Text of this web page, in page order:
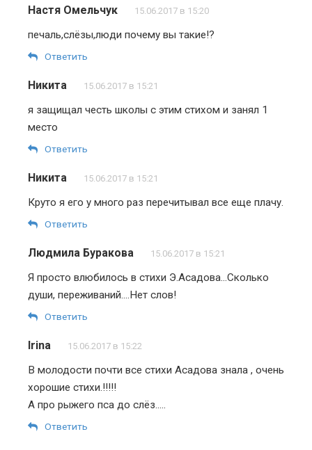
Настя Омельчук 15.06.2017 в 15:20
печаль,слёзы,люди почему вы такие!?
Ответить
Никита 15.06.2017 в 15:21
я защищал честь школы с этим стихом и занял 1
место
Ответить
Никита 15.06.2017 в 15:21
Круто я его у много раз перечитывал все еще плачу.
Ответить
Людмила Буракова 15.06.2017 в 15:21
Я просто влюбилось в стихи Э.Асадова…Сколько
души, переживаний….Нет слов!
Ответить
Irina 15.06.2017 в 15:22
В молодости почти все стихи Асадова знала , очень
хорошие стихи.!!!!!
А про рыжего пса до слёз…..
Ответить